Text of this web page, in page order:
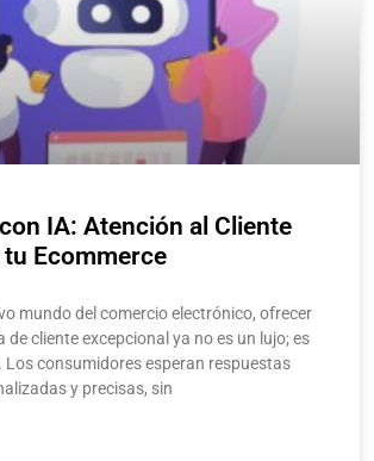
IA: Atención al Cliente
Ecommerce
mundo del comercio electrónico, ofrecer
de cliente excepcional ya no es un lujo; es
Los consumidores esperan respuestas
y precisas, sin